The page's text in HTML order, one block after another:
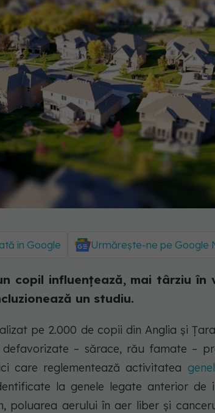
în Google Urmărește-ne pe Google
copil influențează, mai târziu în
un studiu.
pe 2.000 de copii din Anglia și
– sărace, rău famate –
care reglementează activitatea
la genele legate anterior de
poluarea aerului în aer liber și